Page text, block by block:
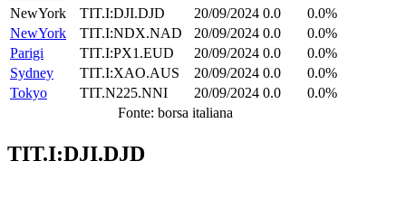
NewYork
TIT.I:DJI.DJD 20/09/2024 0.0
0.0%
NewYork
TIT.I:NDX.NAD 20/09/2024 0.0
0.0%
Parigi
TIT.I:PX1.EUD 20/09/2024 0.0
0.0%
Sydney
TIT.I:XAO.AUS 20/09/2024 0.0
0.0%
Tokyo
TIT.N225.NNI 20/09/2024 0.0
0.0%
Fonte: borsa italiana
TIT.I:DJI.DJD